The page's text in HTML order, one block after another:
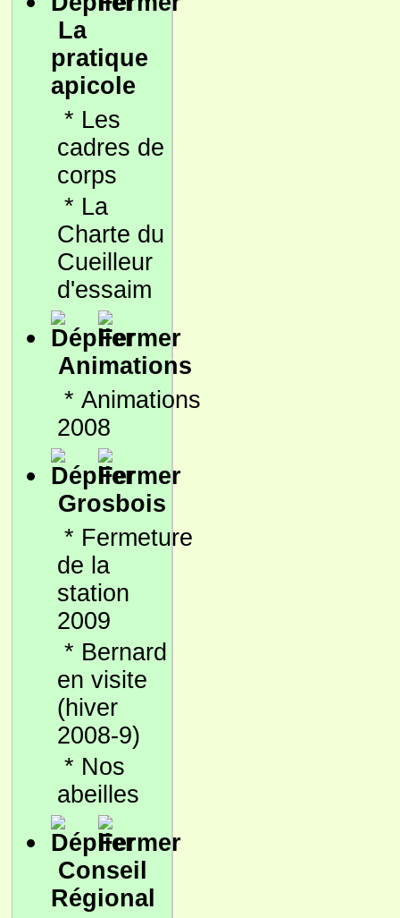
La
pratique
apicole
* Les
cadres de
corps
* La
Charte du
Cueilleur
d'essaim
Animations
* Animations
2008
Grosbois
* Fermeture
de la
station
2009
* Bernard
en visite
(hiver
2008-9)
* Nos
abeilles
Conseil
Régional